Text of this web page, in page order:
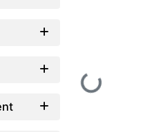
Loading...